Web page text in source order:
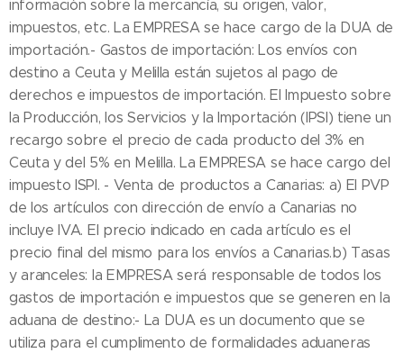
información sobre la mercancía, su origen, valor,
impuestos, etc. La EMPRESA se hace cargo de la DUA de
importación.- Gastos de importación: Los envíos con
destino a Ceuta y Melilla están sujetos al pago de
derechos e impuestos de importación. El Impuesto sobre
la Producción, los Servicios y la Importación (IPSI) tiene un
recargo sobre el precio de cada producto del 3% en
Ceuta y del 5% en Melilla. La EMPRESA se hace cargo del
impuesto ISPI. - Venta de productos a Canarias: a) El PVP
de los artículos con dirección de envío a Canarias no
incluye IVA. El precio indicado en cada artículo es el
precio final del mismo para los envíos a Canarias.b) Tasas
y aranceles: la EMPRESA será responsable de todos los
gastos de importación e impuestos que se generen en la
aduana de destino:- La DUA es un documento que se
utiliza para el cumplimento de formalidades aduaneras